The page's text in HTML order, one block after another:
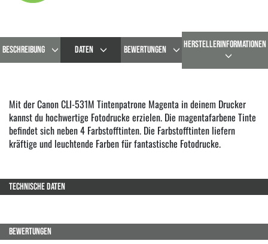
BESCHREIBUNG DATEN BEWERTUNGEN HERSTELLERINFORMATIONEN
Mit der Canon CLI-531M Tintenpatrone Magenta in deinem Drucker
kannst du hochwertige Fotodrucke erzielen. Die magentafarbene Tinte
befindet sich neben 4 Farbstofftinten. Die Farbstofftinten liefern
kräftige und leuchtende Farben für fantastische Fotodrucke.
TECHNISCHE DATEN
BEWERTUNGEN